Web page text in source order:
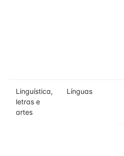
Linguística,
letras e
artes
Línguas